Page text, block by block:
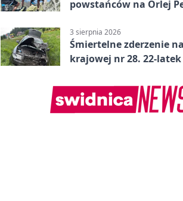
powstańców na Orlej
3 sierpnia 2026
Śmiertelne zderzenie
krajowej nr 28. 22-latek